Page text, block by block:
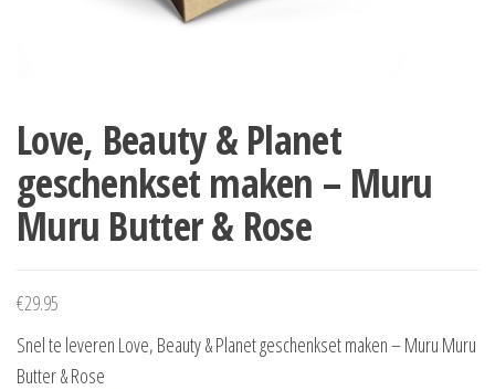
Love, Beauty & Planet
geschenkset maken – Muru
Muru Butter & Rose
€29.95
Snel te leveren Love, Beauty & Planet geschenkset maken – Muru Muru
Butter & Rose